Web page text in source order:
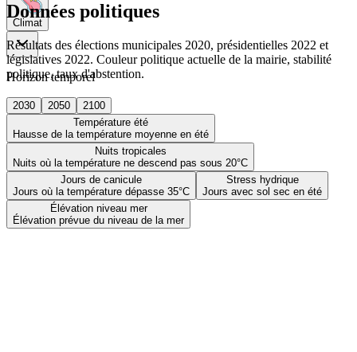
Climat
Horizon temporel
2030 2050
2100
Température été
Hausse de la température moyenne en été
Nuits tropicales
Nuits où la température ne descend pas sous 20°C
Jours de canicule
Jours où la température dépasse 35°C
Stress hydrique
Jours avec sol sec en été
Élévation niveau mer
Élévation prévue du niveau de la mer
Données politiques
Résultats des élections municipales 2020, présidentielles 2022 et
législatives 2022. Couleur politique actuelle de la mairie, stabilité
politique, taux d'abstention.